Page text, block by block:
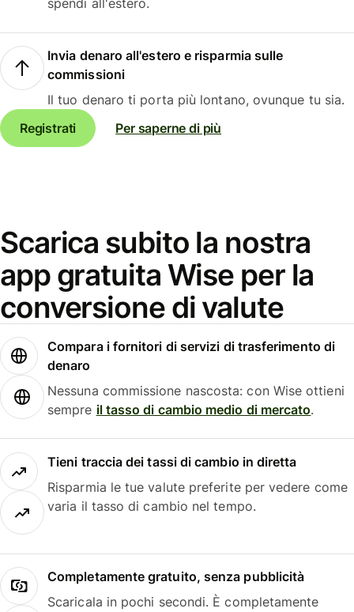
spendi all'estero.
Invia denaro all'estero e risparmia sulle
commissioni
Il tuo denaro ti porta più lontano, ovunque tu sia.
Registrati
Per saperne di più
Scarica subito la nostra
app gratuita Wise per la
conversione di valute
Compara i fornitori di servizi di trasferimento di
denaro
Nessuna commissione nascosta: con Wise ottieni
sempre il tasso di cambio medio di mercato.
Tieni traccia dei tassi di cambio in diretta
Risparmia le tue valute preferite per vedere come
varia il tasso di cambio nel tempo.
Completamente gratuito, senza pubblicità
Scaricala in pochi secondi. È completamente